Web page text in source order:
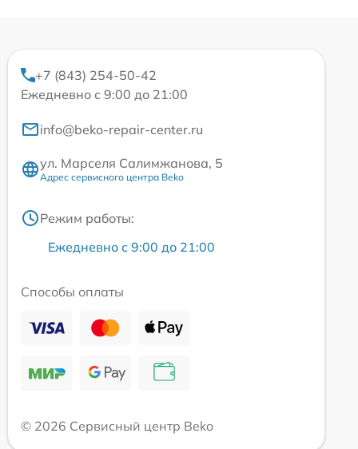
+7 (843) 254-50-42
Ежедневно с 9:00 до 21:00
info@beko-repair-center.ru
ул. Марселя Салимжанова, 5
Адрес сервисного центра Beko
Режим работы:
Ежедневно с 9:00 до 21:00
Способы оплаты
© 2026 Сервисный центр Beko